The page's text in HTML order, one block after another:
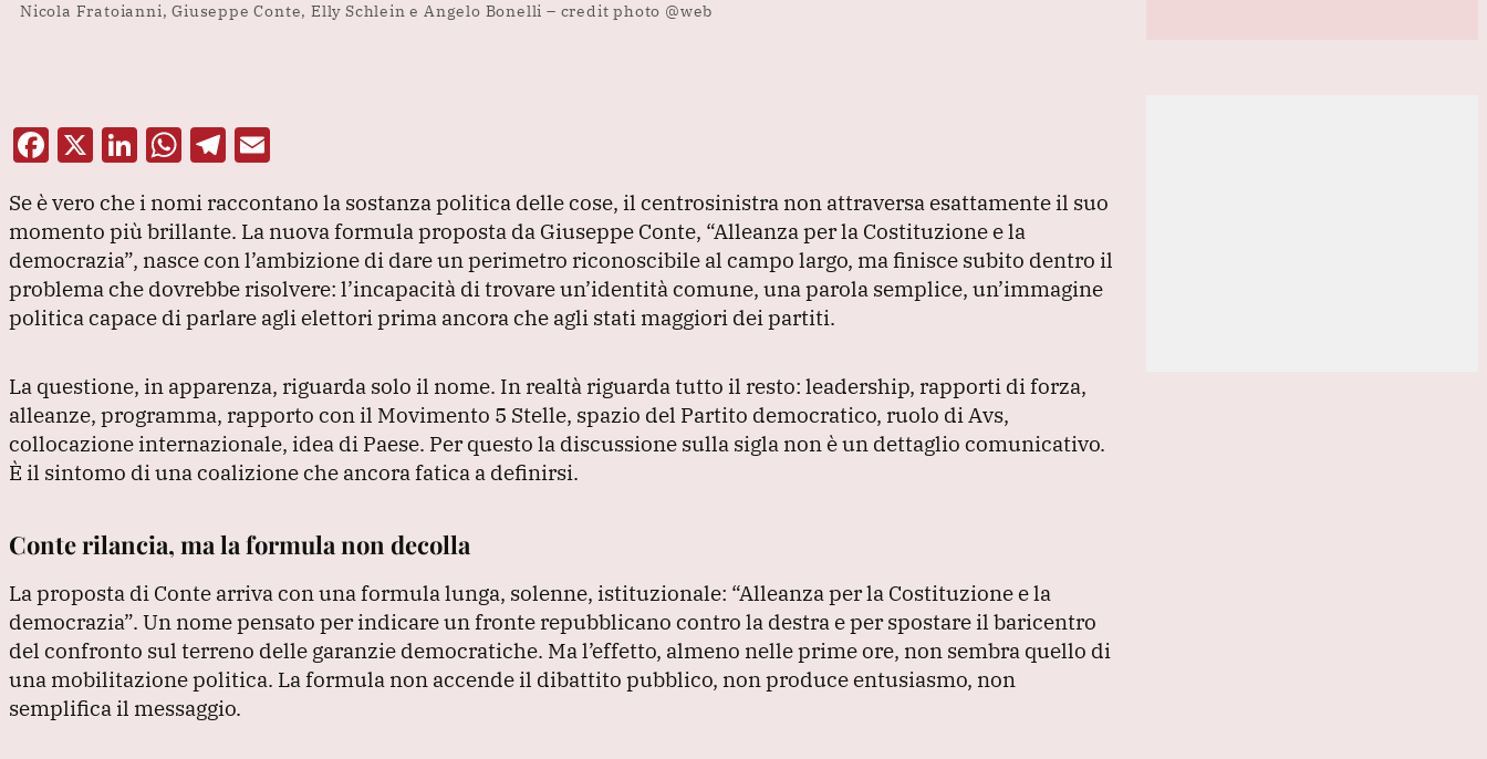
Nicola Fratoianni, Giuseppe Conte, Elly Schlein e Angelo Bonelli – credit photo @web
F
c
e
b
o
k
X Li
k
e
dI
n
W
at
s
A
p
T
e
gr
a
m
ai
l
Se è vero che i nomi raccontano la sostanza politica delle cose, il centrosinistra non attraversa esattamente il suo
momento più brillante. La nuova formula proposta da Giuseppe Conte, “Alleanza per la Costituzione e la
democrazia”, nasce con l’ambizione di dare un perimetro riconoscibile al campo largo, ma finisce subito dentro il
problema che dovrebbe risolvere: l’incapacità di trovare un’identità comune, una parola semplice, un’immagine
politica capace di parlare agli elettori prima ancora che agli stati maggiori dei partiti.
La questione, in apparenza, riguarda solo il nome. In realtà riguarda tutto il resto: leadership, rapporti di forza,
alleanze, programma, rapporto con il Movimento 5 Stelle, spazio del Partito democratico, ruolo di Avs,
collocazione internazionale, idea di Paese. Per questo la discussione sulla sigla non è un dettaglio comunicativo.
È il sintomo di una coalizione che ancora fatica a definirsi.
Conte rilancia, ma la formula non decolla
La proposta di Conte arriva con una formula lunga, solenne, istituzionale: “Alleanza per la Costituzione e la
democrazia”. Un nome pensato per indicare un fronte repubblicano contro la destra e per spostare il baricentro
del confronto sul terreno delle garanzie democratiche. Ma l’effetto, almeno nelle prime ore, non sembra quello di
una mobilitazione politica. La formula non accende il dibattito pubblico, non produce entusiasmo, non
semplifica il messaggio.